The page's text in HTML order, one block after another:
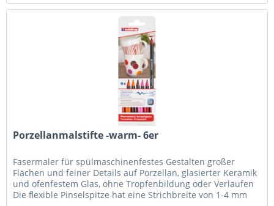
Porzellanmalstifte -warm- 6er
Fasermaler für spülmaschinenfestes Gestalten großer
Flächen und feiner Details auf Porzellan, glasierter Keramik
und ofenfestem Glas, ohne Tropfenbildung oder Verlaufen
Die flexible Pinselspitze hat eine Strichbreite von 1-4 mm